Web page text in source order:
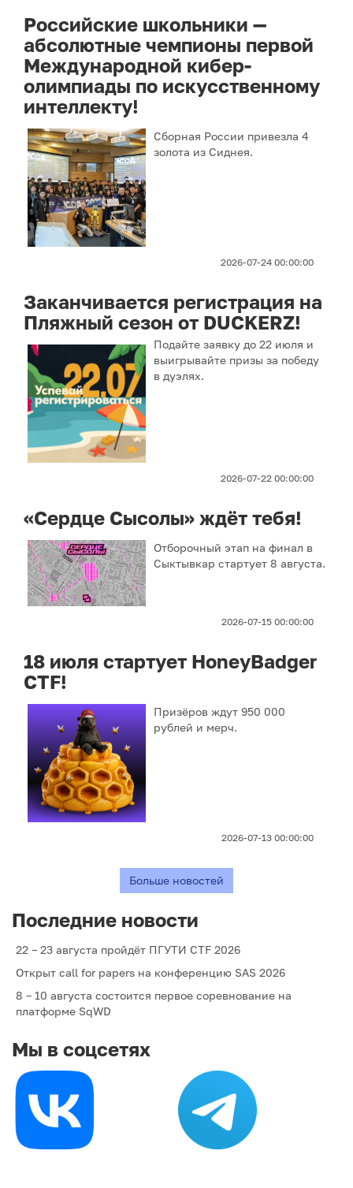
Российские школьники —
абсолютные чемпионы первой
Международной кибер-
олимпиады по искусственному
интеллекту!
Сборная России привезла 4
золота из Сиднея.
2026-07-24 00:00:00
Заканчивается регистрация на
Пляжный сезон от DUCKERZ!
Подайте заявку до 22 июля и
выигрывайте призы за победу
в дуэлях.
2026-07-22 00:00:00
«Сердце Сысолы» ждёт тебя!
Отборочный этап на финал в
Сыктывкар стартует 8 августа.
2026-07-15 00:00:00
18 июля стартует HoneyBadger
CTF!
Призёров ждут 950 000
рублей и мерч.
2026-07-13 00:00:00
Больше новостей
Последние новости
22 – 23 августа пройдёт ПГУТИ CTF 2026
Открыт call for papers на конференцию SAS 2026
8 – 10 августа состоится первое соревнование на
платформе SqWD
Мы в соцсетях